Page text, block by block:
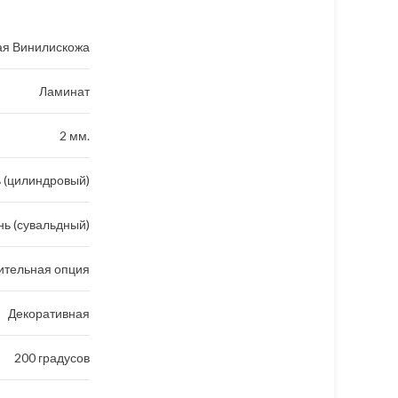
Винилискожа
Ламинат
2 мм.
(цилиндровый)
(сувальдный)
опция
Декоративная
200 градусов